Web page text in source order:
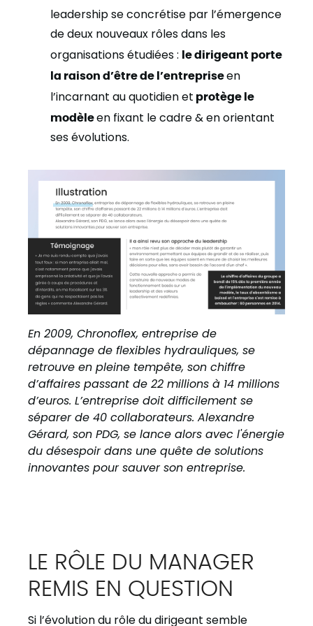
leadership se concrétise par l’émergence
de deux nouveaux rôles dans les
organisations étudiées : le dirigeant porte
la raison d’être de l’entrepriseen
l’incarnant au quotidien et protège le
modèleen fixant le cadre & en orientant
ses évolutions.
En 2009, Chronoflex, entreprise de
dépannage de flexibles hydrauliques, se
retrouve en pleine tempête, son chiffre
d’affaires passant de 22 millions à 14 millions
d’euros. L’entreprise doit difficilement se
séparer de 40 collaborateurs. Alexandre
Gérard, son PDG, se lance alors avec l'énergie
du désespoir dans une quête de solutions
innovantes pour sauver son entreprise.
LE RÔLE DU MANAGER
REMIS EN QUESTION
Si l’évolution du rôle du dirigeant semble